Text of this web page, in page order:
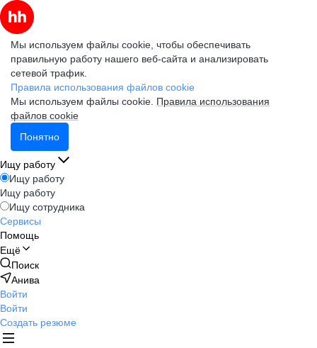
Мы используем файлы cookie, чтобы обеспечивать
правильную работу нашего веб-сайта и анализировать
сетевой трафик.
Правила использования файлов cookie
Мы используем файлы cookie. Правила использования
файлов cookie
Понятно
Ищу работу
Ищу работу
Ищу работу
Ищу сотрудника
Сервисы
Помощь
Ещё
Поиск
Анива
Войти
Войти
Создать резюме